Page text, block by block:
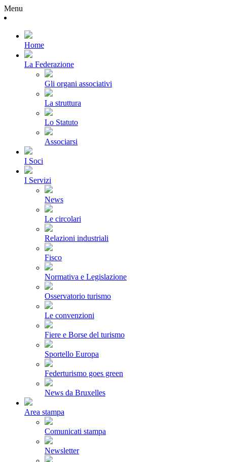
Menu
Home
La Federazione
Gli organi associativi
La struttura
Lo Statuto
Associarsi
I Soci
I Servizi
News
Le circolari
Relazioni industriali
Fisco
Normativa e Legislazione
Osservatorio turismo
Le convenzioni
Fiere e Borse del turismo
Sportello Europa
Federturismo goes green
News da Bruxelles
Area stampa
Comunicati stampa
Newsletter